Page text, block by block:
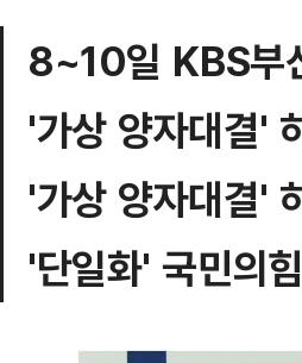
8~10일 KBS부
'가상 양자대결'
'가상 양자대결'
'단일화' 국민의